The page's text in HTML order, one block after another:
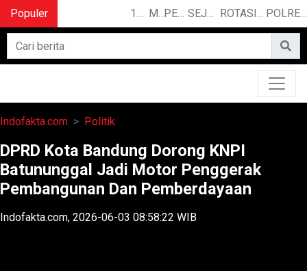
Populer 10 CERITA LUCU PENDEK YANG BIKIN NGAKAK MENGUAK RAHASIA ILMU TELEPATI PEMILIK BASO ENGGAL MALANG DIGUGAT DI PN BANDUNG SEJARAH PANJANG IPDN, KAMPUS PELOPOR PENGGERAK REVOLUSI MENTAL ROTASI DAN MUTASI : BEBERAPA PEJABAT DATANG DAN PERGI DARI JAJARAN KEJAKSAAN TINGGI JAWA BARAT POLRESTABES MEDAN HADIRI JAMUAN MAKAN MALAM WAKA POLDA SUMUT BRIGJEN POL JAWARI
Indofakta.com Politik
DPRD Kota Bandung Dorong KNPI
Batununggal Jadi Motor Penggerak
Pembangunan Dan Pemberdayaan
Indofakta.com, 2026-06-03 08:58:22 WIB